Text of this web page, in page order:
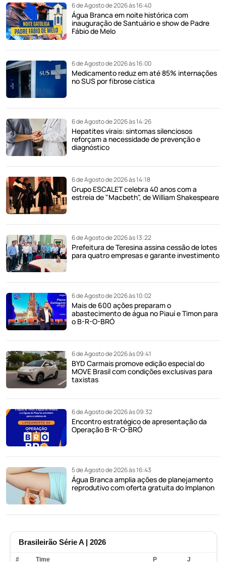
6 de Agosto de 2026 às 16:40
Água Branca em noite histórica com
inauguração de Santuário e show de Padre
Fábio de Melo
6 de Agosto de 2026 às 16:00
Medicamento reduz em até 85% internações
no SUS por fibrose cística
6 de Agosto de 2026 às 14:26
Hepatites virais: sintomas silenciosos
reforçam a necessidade de prevenção e
diagnóstico
6 de Agosto de 2026 às 14:18
Grupo ESCALET celebra 40 anos com a
estreia de "Macbeth", de William Shakespeare
6 de Agosto de 2026 às 13:22
Prefeitura de Teresina assina cessão de lotes
para quatro empresas e garante investimento
6 de Agosto de 2026 às 10:02
Mais de 600 ações preparam o
abastecimento de água no Piauí e Timon para
o B-R-O-BRÓ
6 de Agosto de 2026 às 09:41
BYD Carmais promove edição especial do
MOVE Brasil com condições exclusivas para
taxistas
6 de Agosto de 2026 às 09:32
Encontro estratégico de apresentação da
Operação B-R-O-BRÓ
5 de Agosto de 2026 às 16:43
Água Branca amplia ações de planejamento
reprodutivo com oferta gratuita do Implanon